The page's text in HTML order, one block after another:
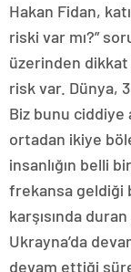
Hakan Fidan,
riski var mı?”
üzerinden
risk var. Dünya,
Biz bunu ciddiye
ortadan ikiye
insanlığın belli
frekansa geldiği
karşısında
Ukrayna’da
devam ettiği